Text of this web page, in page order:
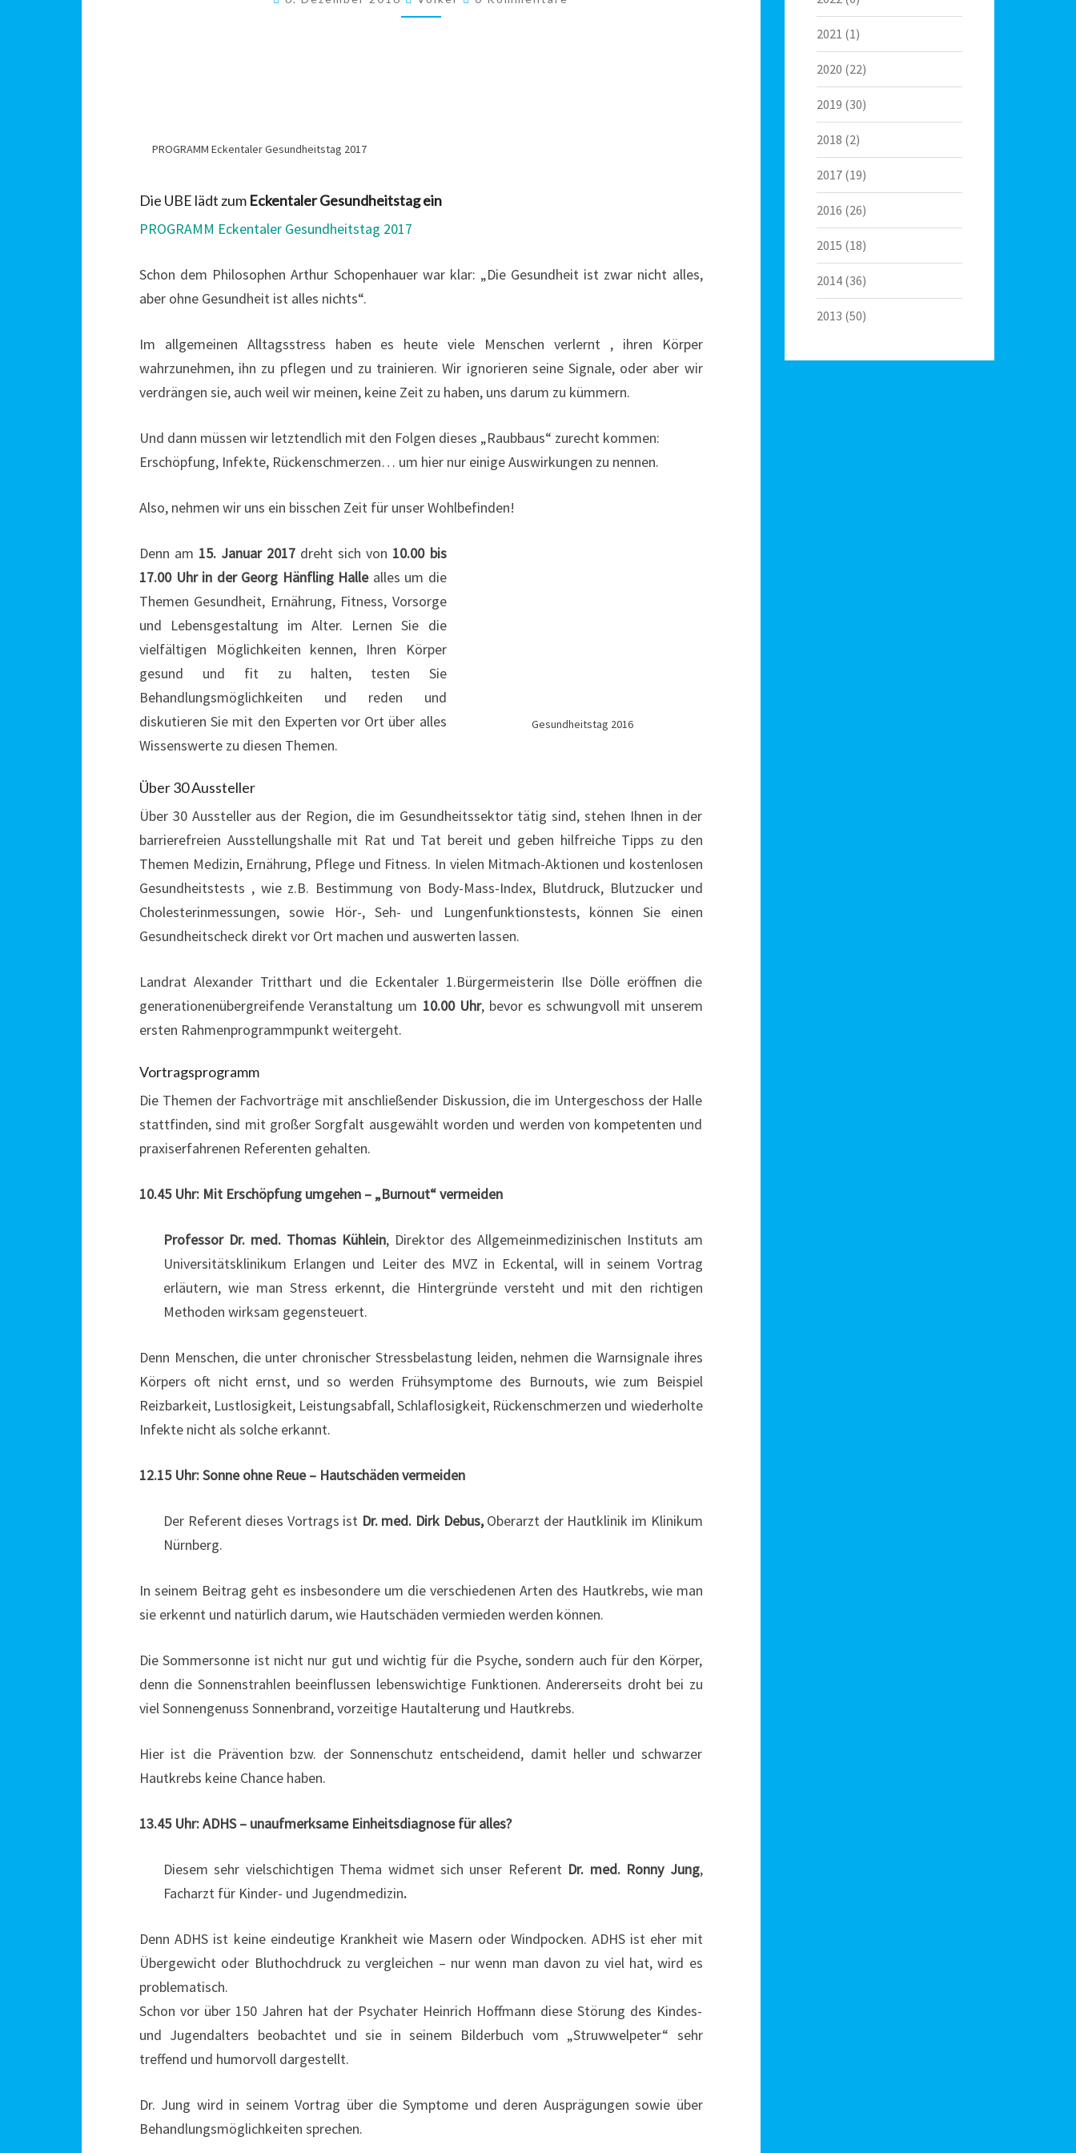
PROGRAMM Eckentaler Gesundheitstag 2017
Die UBE lädt zum Eckentaler Gesundheitstag ein
PROGRAMM Eckentaler Gesundheitstag 2017
Schon dem Philosophen Arthur Schopenhauer war klar: „Die Gesundheit ist zwar nicht alles,
aber ohne Gesundheit ist alles nichts“.
Im allgemeinen Alltagsstress haben es heute viele Menschen verlernt , ihren Körper
wahrzunehmen, ihn zu pflegen und zu trainieren. Wir ignorieren seine Signale, oder aber wir
verdrängen sie, auch weil wir meinen, keine Zeit zu haben, uns darum zu kümmern.
Und dann müssen wir letztendlich mit den Folgen dieses „Raubbaus“ zurecht kommen:
Erschöpfung, Infekte, Rückenschmerzen… um hier nur einige Auswirkungen zu nennen.
Also, nehmen wir uns ein bisschen Zeit für unser Wohlbefinden!
Gesundheitstag 2016
Denn am 15. Januar 2017 dreht sich von 10.00 bis
17.00 Uhr in der Georg Hänfling Hallealles um die
Themen Gesundheit, Ernährung, Fitness, Vorsorge
und Lebensgestaltung im Alter. Lernen Sie die
vielfältigen Möglichkeiten kennen, Ihren Körper
gesund und fit zu halten, testen Sie
Behandlungsmöglichkeiten und reden und
diskutieren Sie mit den Experten vor Ort über alles
Wissenswerte zu diesen Themen.
Über 30 Aussteller
Über 30 Aussteller aus der Region, die im Gesundheitssektor tätig sind, stehen Ihnen in der
barrierefreien Ausstellungshalle mit Rat und Tat bereit und geben hilfreiche Tipps zu den
Themen Medizin, Ernährung, Pflege und Fitness. In vielen Mitmach-Aktionen und kostenlosen
Gesundheitstests , wie z.B. Bestimmung von Body-Mass-Index, Blutdruck, Blutzucker und
Cholesterinmessungen, sowie Hör-, Seh- und Lungenfunktionstests, können Sie einen
Gesundheitscheck direkt vor Ort machen und auswerten lassen.
Landrat Alexander Tritthart und die Eckentaler 1.Bürgermeisterin Ilse Dölle eröffnen die
generationenübergreifende Veranstaltung um 10.00 Uhr, bevor es schwungvoll mit unserem
ersten Rahmenprogrammpunkt weitergeht.
Vortragsprogramm
Die Themen der Fachvorträge mit anschließender Diskussion, die im Untergeschoss der Halle
stattfinden, sind mit großer Sorgfalt ausgewählt worden und werden von kompetenten und
praxiserfahrenen Referenten gehalten.
10.45 Uhr: Mit Erschöpfung umgehen – „Burnout“ vermeiden
Professor Dr. med. Thomas Kühlein, Direktor des Allgemeinmedizinischen Instituts am
Universitätsklinikum Erlangen und Leiter des MVZ in Eckental, will in seinem Vortrag
erläutern, wie man Stress erkennt, die Hintergründe versteht und mit den richtigen
Methoden wirksam gegensteuert.
Denn Menschen, die unter chronischer Stressbelastung leiden, nehmen die Warnsignale ihres
Körpers oft nicht ernst, und so werden Frühsymptome des Burnouts, wie zum Beispiel
Reizbarkeit, Lustlosigkeit, Leistungsabfall, Schlaflosigkeit, Rückenschmerzen und wiederholte
Infekte nicht als solche erkannt.
12.15 Uhr: Sonne ohne Reue – Hautschäden vermeiden
Der Referent dieses Vortrags ist Dr. med. Dirk Debus,Oberarzt der Hautklinik im Klinikum
Nürnberg.
In seinem Beitrag geht es insbesondere um die verschiedenen Arten des Hautkrebs, wie man
sie erkennt und natürlich darum, wie Hautschäden vermieden werden können.
Die Sommersonne ist nicht nur gut und wichtig für die Psyche, sondern auch für den Körper,
denn die Sonnenstrahlen beeinflussen lebenswichtige Funktionen. Andererseits droht bei zu
viel Sonnengenuss Sonnenbrand, vorzeitige Hautalterung und Hautkrebs.
Hier ist die Prävention bzw. der Sonnenschutz entscheidend, damit heller und schwarzer
Hautkrebs keine Chance haben.
13.45 Uhr: ADHS – unaufmerksame Einheitsdiagnose für alles?
Diesem sehr vielschichtigen Thema widmet sich unser Referent Dr. med. Ronny Jung,
Facharzt für Kinder- und Jugendmedizin.
Denn ADHS ist keine eindeutige Krankheit wie Masern oder Windpocken. ADHS ist eher mit
Übergewicht oder Bluthochdruck zu vergleichen – nur wenn man davon zu viel hat, wird es
problematisch.
Schon vor über 150 Jahren hat der Psychater Heinrich Hoffmann diese Störung des Kindes-
und Jugendalters beobachtet und sie in seinem Bilderbuch vom „Struwwelpeter“ sehr
treffend und humorvoll dargestellt.
Dr. Jung wird in seinem Vortrag über die Symptome und deren Ausprägungen sowie über
Behandlungsmöglichkeiten sprechen.
2021 (1)
2020 (22)
2019 (30)
2018 (2)
2017(19)
2016 (26)
2015 (18)
2014(36)
2013 (50)